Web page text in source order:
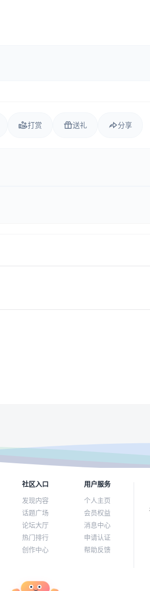
打赏 送礼 分享
社区入口
发现内容
话题广场
论坛大厅
热门排行
创作中心
用户服务
个人主页
会员权益
消息中心
申请认证
帮助反馈